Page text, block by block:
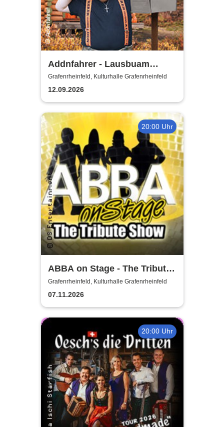
Addnfahrer - Lausbuam
Gschicht'n
Grafenrheinfeld, Kulturhalle Grafenrheinfeld
12.09.2026
20:00 Uhr
ABBA on Stage - The Tribute
Show
Grafenrheinfeld, Kulturhalle Grafenrheinfeld
07.11.2026
20:00 Uhr